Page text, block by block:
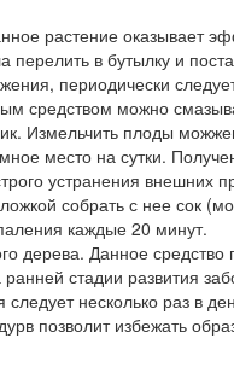
растение оказывает
перелить в бутылку и
периодически
средством можно
Измельчить плоды
место на сутки.
устранения внешних
собрать с нее сок
каждые 20 минут.
дерева. Данное средство
стадии развития
следует несколько раз в
позволит избежать